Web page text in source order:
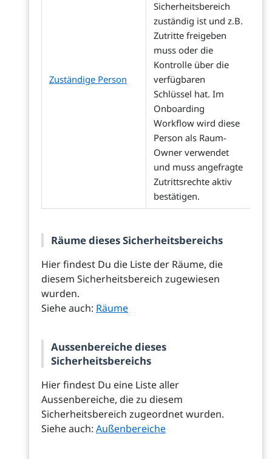
Zuständige Person
Sicherheitsbereich
zuständig ist und z.B.
Zutritte freigeben
muss oder die
Kontrolle über die
verfügbaren
Schlüssel hat. Im
Onboarding
Workflow wird diese
Person als Raum-
Owner verwendet
und muss angefragte
Zutrittsrechte aktiv
bestätigen.
Räume dieses Sicherheitsbereichs
Hier findest Du die Liste der Räume, die
diesem Sicherheitsbereich zugewiesen
wurden.
Siehe auch: Räume
Aussenbereiche dieses
Sicherheitsbereichs
Hier findest Du eine Liste aller
Aussenbereiche, die zu diesem
Sicherheitsbereich zugeordnet wurden.
Siehe auch: Außenbereiche